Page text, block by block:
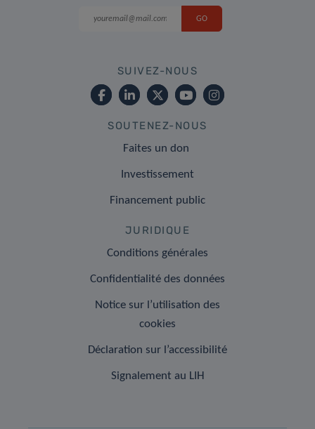
SUIVEZ-NOUS
SOUTENEZ-NOUS
Faites un don
Investissement
Financement public
JURIDIQUE
Conditions générales
Confidentialité des données
Notice sur l’utilisation des
cookies
Déclaration sur l’accessibilité
Signalement au LIH